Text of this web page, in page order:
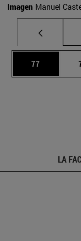
Imagen Manuel
Página
77
LA